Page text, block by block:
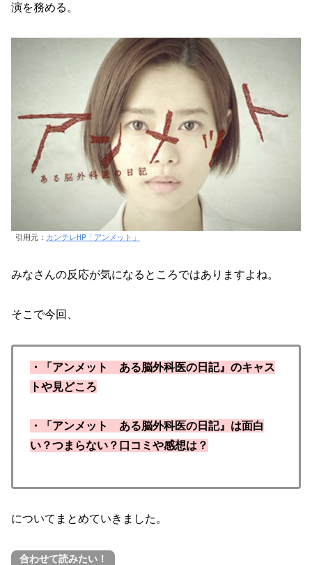
演を務める。
引用元： カンテレHP「アンメット」
みなさんの反応が気になるところではありますよね。
そこで今回、
・「アンメット ある脳外科医の日記』のキャス
トや見どころ
・「アンメット ある脳外科医の日記』は面白
い？つまらない？口コミや感想は？
についてまとめていきました。
合わせて読みたい！